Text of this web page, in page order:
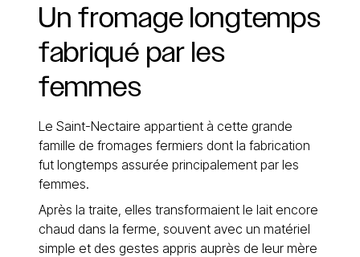
Un fromage longtemps
fabriqué par les
femmes
Le Saint-Nectaire appartient à cette grande
famille de fromages fermiers dont la fabrication
fut longtemps assurée principalement par les
femmes.
Après la traite, elles transformaient le lait encore
chaud dans la ferme, souvent avec un matériel
simple et des gestes appris auprès de leur mère